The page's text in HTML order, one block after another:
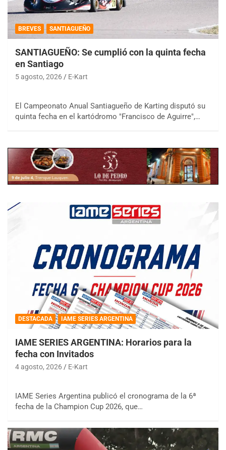
BREVES SANTIAGUEÑO
SANTIAGUEÑO: Se cumplió con la quinta fecha
en Santiago
5 agosto, 2026 E-Kart
El Campeonato Anual Santiagueño de Karting disputó su
quinta fecha en el kartódromo "Francisco de Aguirre",…
DESTACADA IAME SERIES ARGENTINA
IAME SERIES ARGENTINA: Horarios para la
fecha con Invitados
4 agosto, 2026 E-Kart
IAME Series Argentina publicó el cronograma de la 6ª
fecha de la Champion Cup 2026, que…